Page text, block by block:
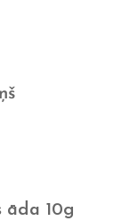
āda 10g